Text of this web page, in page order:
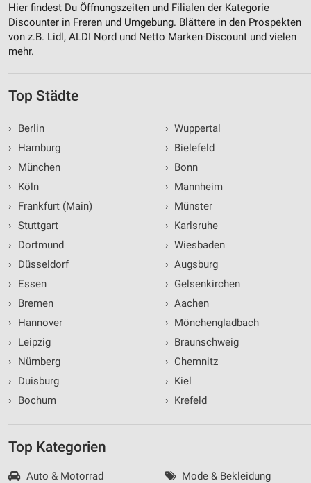
Hier findest Du Öffnungszeiten und Filialen der Kategorie
Discounter in Freren und Umgebung. Blättere in den Prospekten
von z.B. Lidl, ALDI Nord und Netto Marken-Discount und vielen
mehr.
Top Städte
›
Berlin
›
Hamburg
›
München
›
Köln
›
Frankfurt (Main)
› Stuttgart
›
Dortmund
›
Düsseldorf
›
Essen
›
Bremen
›
Hannover
›
Leipzig
›
Nürnberg
›
Duisburg
›
Bochum
› Wuppertal
› Bielefeld
› Bonn
› Mannheim
› Münster
› Karlsruhe
› Wiesbaden
› Augsburg
› Gelsenkirchen
› Aachen
› Mönchengladbach
› Braunschweig
› Chemnitz
› Kiel
› Krefeld
Top Kategorien
Auto & Motorrad
Mode & Bekleidung